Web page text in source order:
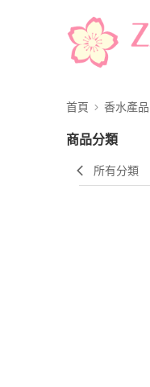
首頁 香水產品
商品分類
所有分類